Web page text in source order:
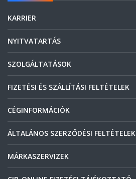
KARRIER
NYITVATARTÁS
SZOLGÁLTATÁSOK
FIZETÉSI ÉS SZÁLLÍTÁSI FELTÉTELEK
CÉGINFORMÁCIÓK
ÁLTALÁNOS SZERZŐDÉSI FELTÉTELEK
MÁRKASZERVIZEK